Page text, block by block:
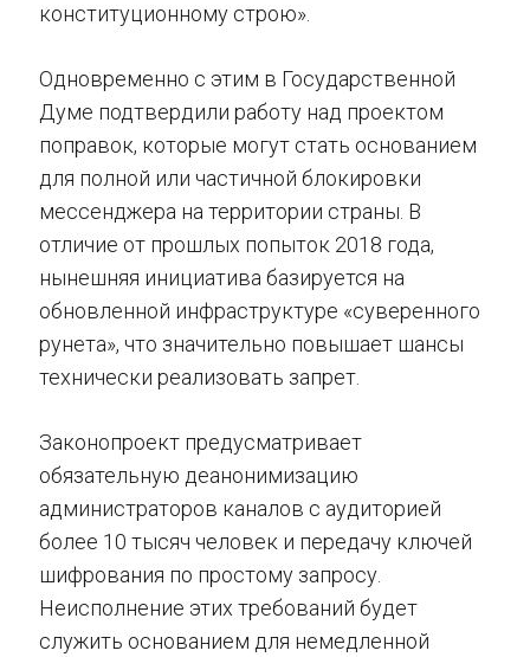
конституционному строю».
Одновременно с этим в Государственной
Думе подтвердили работу над проектом
поправок, которые могут стать основанием
для полной или частичной блокировки
мессенджера на территории страны. В
отличие от прошлых попыток 2018 года,
нынешняя инициатива базируется на
обновленной инфраструктуре «суверенного
рунета», что значительно повышает шансы
технически реализовать запрет.
Законопроект предусматривает
обязательную деанонимизацию
администраторов каналов с аудиторией
более 10 тысяч человек и передачу ключей
шифрования по простому запросу.
Неисполнение этих требований будет
служить основанием для немедленной